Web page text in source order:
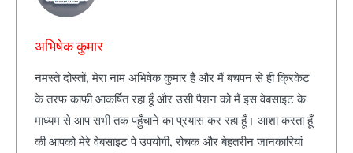
अभिषेक कुमार
नमस्ते दोस्तों, मेरा नाम अभिषेक कुमार है और मैं बचपन से ही क्रिकेट
के तरफ काफी आकर्षित रहा हूँ और उसी पैशन को मैं इस वेबसाइट के
माध्यम से आप सभी तक पहुँचाने का प्रयास कर रहा हूँ। आशा करता हूँ
की आपको मेरे वेबसाइट पे उपयोगी, रोचक और बेहतरीन जानकारियां